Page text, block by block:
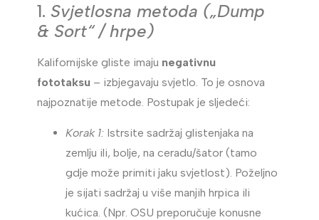
1.Svjetlosna metoda („Dump
& Sort“ / hrpe)
Kalifornijske gliste imaju negativnu
fototaksu – izbjegavaju svjetlo. To je osnova
najpoznatije metode. Postupak je sljedeći:
Korak 1: Istrsite sadržaj glistenjaka na
zemlju ili, bolje, na ceradu/šator (tamo
gdje može primiti jaku svjetlost). Poželjno
je sijati sadržaj u više manjih hrpica ili
kućica. (Npr. OSU preporučuje konusne